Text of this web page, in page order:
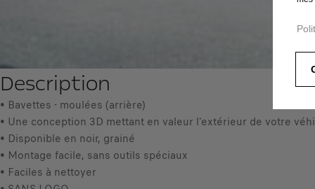
Description
• Bavettes - moulées (arrière)
• Une conception 3D mettant en valeur l'extérieur de votre
• Disponible en noir, grainé
• Montage facile, sans outils spéciaux
• Faciles à nettoyer